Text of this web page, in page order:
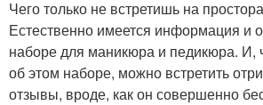
Чего только не встретишь на
Естественно имеется информация и
наборе для маникюра и педикюра.
об этом наборе, можно встретить
отзывы, вроде, как он совершенно